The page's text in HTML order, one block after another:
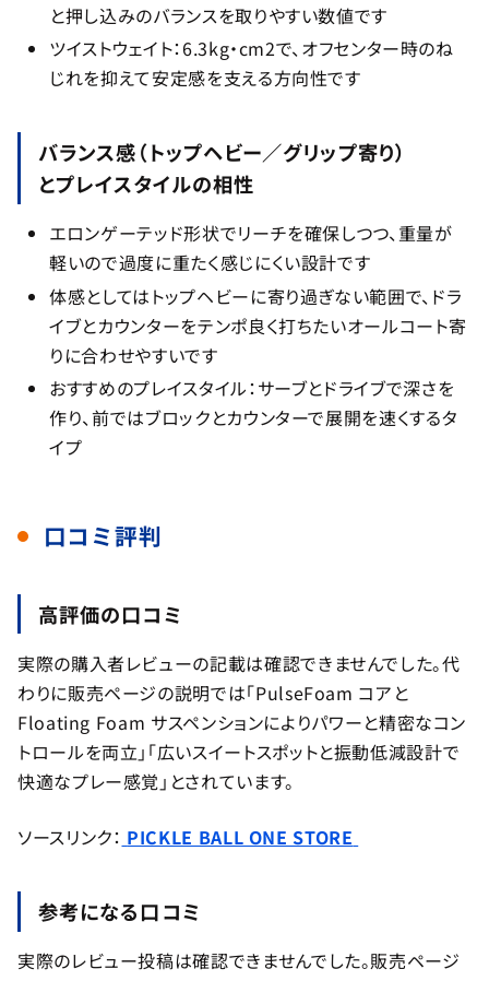
と押し込みのバランスを取りやすい数値です
ツイストウェイト：6.3kg・cm2で、オフセンター時のね
じれを抑えて安定感を支える方向性です
バランス感（トップヘビー／グリップ寄り）
とプレイスタイルの相性
エロンゲーテッド形状でリーチを確保しつつ、重量が
軽いので過度に重たく感じにくい設計です
体感としてはトップヘビーに寄り過ぎない範囲で、ドラ
イブとカウンターをテンポ良く打ちたいオールコート寄
りに合わせやすいです
おすすめのプレイスタイル：サーブとドライブで深さを
作り、前ではブロックとカウンターで展開を速くするタ
イプ
口コミ評判
高評価の口コミ
実際の購入者レビューの記載は確認できませんでした。代
わりに販売ページの説明では「PulseFoam コアと
Floating Foam サスペンションによりパワーと精密なコン
トロールを両立」「広いスイートスポットと振動低減設計で
快適なプレー感覚」とされています。
ソースリンク： PICKLE BALL ONE STORE
参考になる口コミ
実際のレビュー投稿は確認できませんでした。販売ページ